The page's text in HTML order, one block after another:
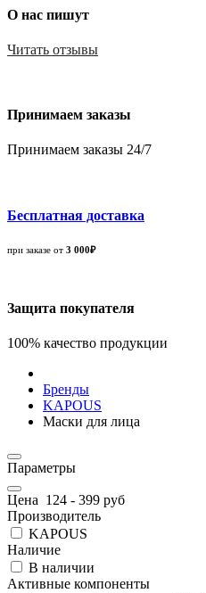
О нас пишут
Читать отзывы
Принимаем заказы
Принимаем заказы 24/7
Бесплатная доставка
при заказе от 3 000₽
Защита покупателя
100% качество продукции
Бренды
KAPOUS
Маски для лица
Параметры
Цена 124 - 399 руб
Производитель
KAPOUS
Наличие
В наличии
Активные компоненты